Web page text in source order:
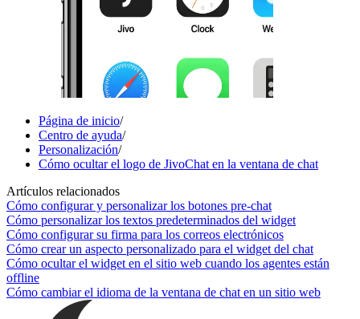
Página de inicio/
Centro de ayuda/
Personalización/
Cómo ocultar el logo de JivoChat en la ventana de chat
Artículos relacionados
Cómo configurar y personalizar los botones pre-chat
Cómo personalizar los textos predeterminados del widget
Cómo configurar su firma para los correos electrónicos
Cómo crear un aspecto personalizado para el widget del chat
Cómo ocultar el widget en el sitio web cuando los agentes están
offline
Cómo cambiar el idioma de la ventana de chat en un sitio web